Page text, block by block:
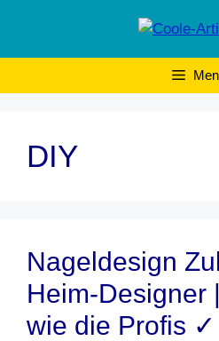
springen
DIY
Nageldesign
Heim-Designer
wie die Profis ✓